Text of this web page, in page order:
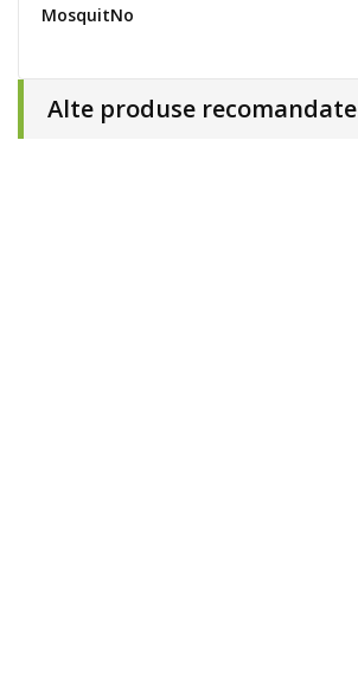
MosquitNo
Alte produse recomandate